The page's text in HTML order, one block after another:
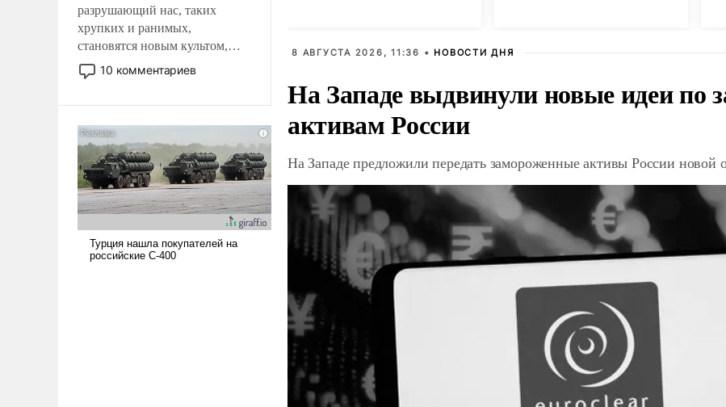
разрушающий нас, таких
хрупких и ранимых,
становятся новым культом,
постепенно вытесняя и
отменяя традиционное
ударами судьбы, брать на себя
ответственность, помогать
слабым, идти вперед и
адаптироваться.
10 комментариев
8 АВГУСТА 2026, 11:36 • НОВОСТИ ДНЯ
На Западе выдвинули новые идеи по
активам России
На Западе предложили передать замороженные активы России новой